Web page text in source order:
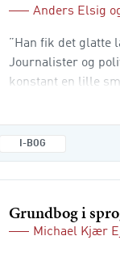
Anders Elsig
”Han fik det glatte
Journalister og
konstant en lille
I-BOG
Grundbog i
Michael Kjær